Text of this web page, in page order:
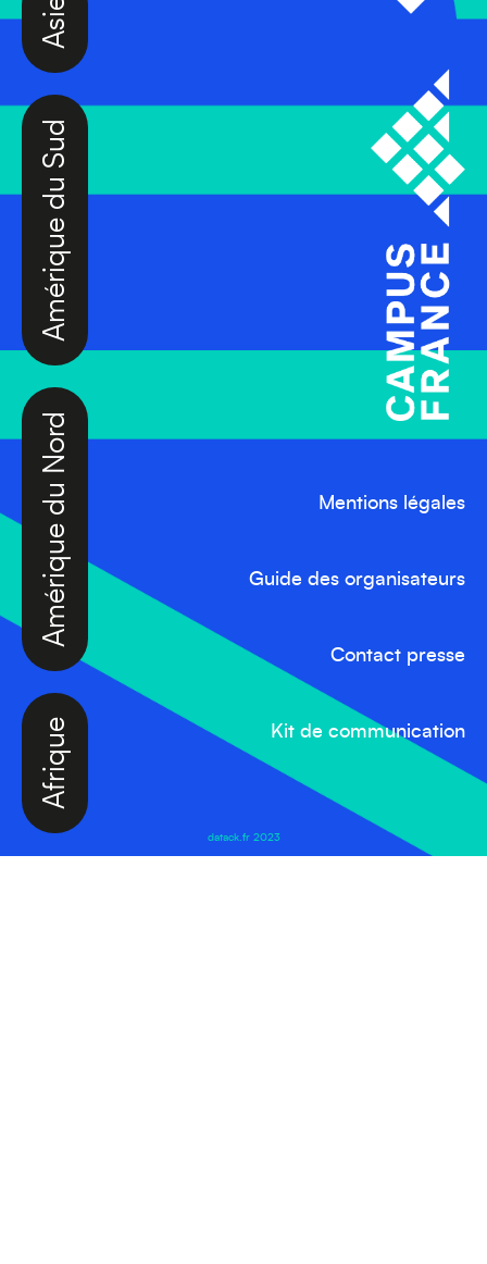
Afrique
Amérique du Nord
Amérique du Sud
Mentions légales
Guide des organisateurs
Contact presse
Kit de communication
datack.fr 2023